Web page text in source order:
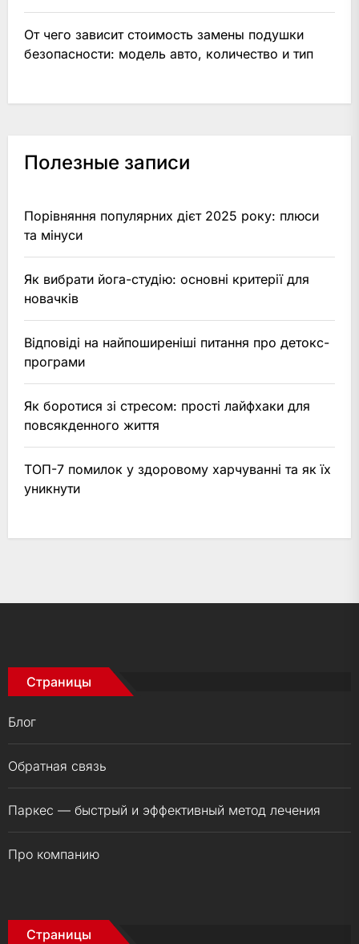
От чего зависит стоимость замены подушки
безопасности: модель авто, количество и тип
Полезные записи
Порівняння популярних дієт 2025 року: плюси
та мінуси
Як вибрати йога-студію: основні критерії для
новачків
Відповіді на найпоширеніші питання про детокс-
програми
Як боротися зі стресом: прості лайфхаки для
повсякденного життя
ТОП-7 помилок у здоровому харчуванні та як їх
уникнути
Страницы
Блог
Обратная связь
Паркес — быстрый и эффективный метод лечения
Про компанию
Страницы